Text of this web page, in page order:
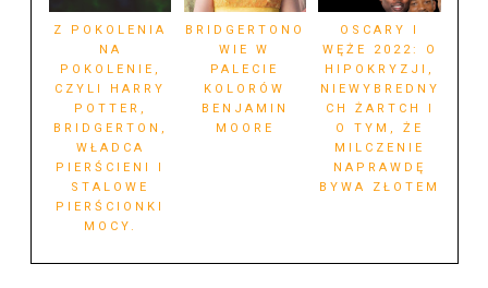
Z POKOLENIA
NA
POKOLENIE,
CZYLI HARRY
POTTER,
BRIDGERTON,
WŁADCA
PIERŚCIENI I
STALOWE
PIERŚCIONKI
MOCY.
BRIDGERTONO
WIE W
PALECIE
KOLORÓW
BENJAMIN
MOORE
OSCARY I
WĘŻE 2022: O
HIPOKRYZJI,
NIEWYBREDNY
CH ŻARTCH I
O TYM, ŻE
MILCZENIE
NAPRAWDĘ
BYWA ZŁOTEM